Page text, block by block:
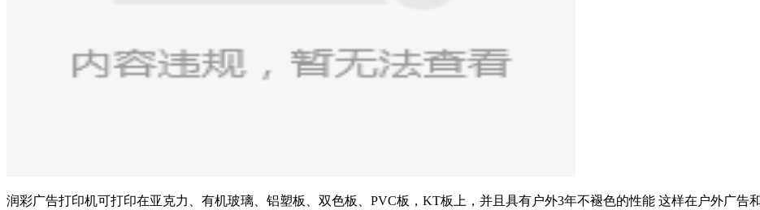
润彩广告打印机可打印在亚克力、有机玻璃、铝塑板、双色板、PVC板，KT板上，并且具有户外3年不褪色的性能 这样在户外广